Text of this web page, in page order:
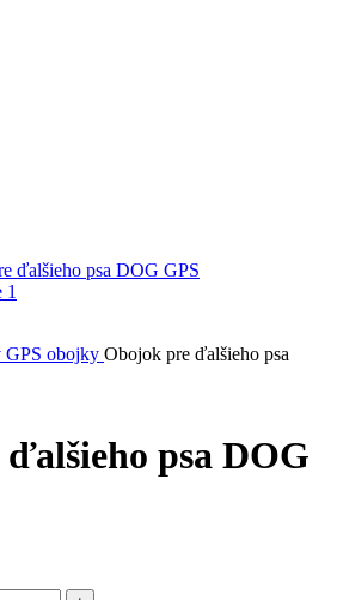
GPS obojky Obojok pre ďalšieho psa
psa DOG